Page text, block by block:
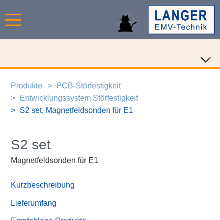
Produkte
PCB-Störfestigkeit
Entwicklungssystem Störfestigkeit
S2 set, Magnetfeldsonden für E1
S2 set
Magnetfeldsonden für E1
Kurzbeschreibung
Lieferumfang